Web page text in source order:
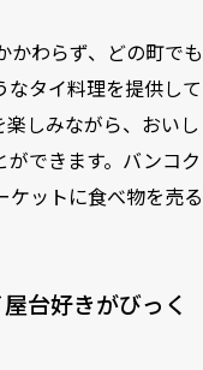
かわらず、どの町でも
タイ料理を提供して
しみながら、おいし
できます。バンコク
ケットに食べ物を売る
台好きがびっく